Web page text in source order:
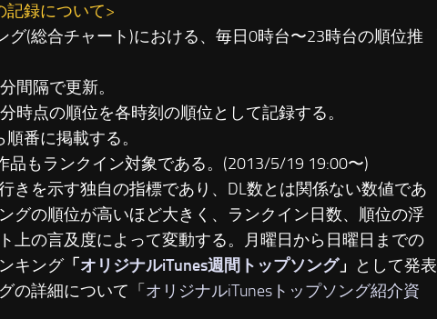
記録について>
グ(総合チャート)における、毎日0時台〜23時台の順位推
間隔で更新。
時点の順位を各時刻の順位として記録する。
番に掲載する。
品もランクイン対象である。(2013/5/19 19:00〜)
きを示す独自の指標であり、DL数とは関係ない数値であ
グの順位が高いほど大きく、ランクイン日数、順位の浮
上の言及度によって変動する。月曜日から日曜日までの
キング「 オリジナルiTunes週間トップソング」 として発表
の詳細について「 オリジナルiTunesトップソング紹介資